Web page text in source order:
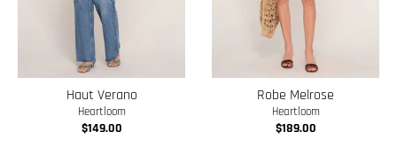
Haut Verano
Heartloom
$149.00
Robe Melrose
Heartloom
$189.00